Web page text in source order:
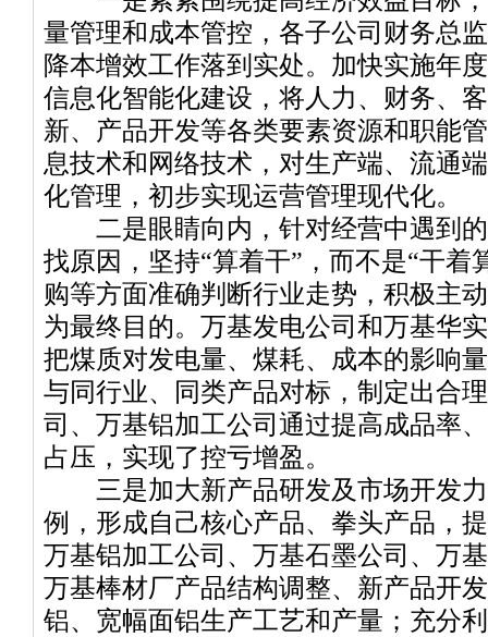
量管理和成本管控，各子公司财务总
降本增效工作落到实处。加快实施年
信息化智能化建设，将人力、财务、
新、产品开发等各类要素资源和职能
息技术和网络技术，对生产端、流通
化管理，初步实现运营管理现代化。
二是眼睛向内，针对经营中遇到的
找原因，坚持“算着干”，而不是“干着
购等方面准确判断行业走势，积极主
为最终目的。万基发电公司和万基华
把煤质对发电量、煤耗、成本的影响
与同行业、同类产品对标，制定出合
司、万基铝加工公司通过提高成品率
占压，实现了控亏增盈。
三是加大新产品研发及市场开发力
例，形成自己核心产品、拳头产品，
万基铝加工公司、万基石墨公司、万
万基棒材厂产品结构调整、新产品开
铝、宽幅面铝生产工艺和产量；充分